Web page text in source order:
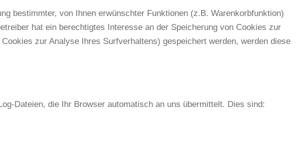
bestimmter, von Ihnen erwünschter Funktionen (z.B. Warenkorbfunktion)
hat ein berechtigtes Interesse an der Speicherung von Cookies zur
zur Analyse Ihres Surfverhaltens) gespeichert werden, werden diese
Dateien, die Ihr Browser automatisch an uns übermittelt. Dies sind: